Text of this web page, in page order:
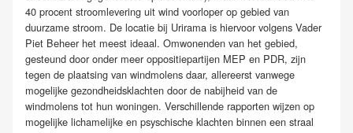
40 procent stroomlevering uit wind voorloper op gebied van
duurzame stroom. De locatie bij Urirama is hiervoor volgens Vader
Piet Beheer het meest ideaal. Omwonenden van het gebied,
gesteund door onder meer oppositiepartijen MEP en PDR, zijn
tegen de plaatsing van windmolens daar, allereerst vanwege
mogelijke gezondheidsklachten door de nabijheid van de
windmolens tot hun woningen. Verschillende rapporten wijzen op
mogelijke lichamelijke en psyschische klachten binnen een straal